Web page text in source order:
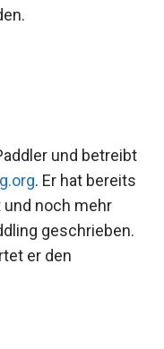
und betreibt
. Er hat bereits
und noch mehr
geschrieben.
er den